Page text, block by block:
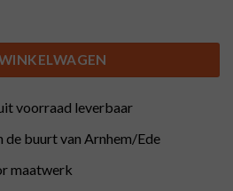
voorraad leverbaar
de buurt van Arnhem/Ede
maatwerk